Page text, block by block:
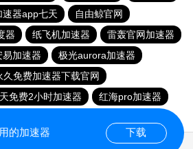
器app七天
自由鲸官网
器 纸飞机加速器
雷轰官网加速器
易加速器
极光aurora加速器
久免费加速器下载官网
免费2小时加速器
红海pro加速器
的加速器 下载